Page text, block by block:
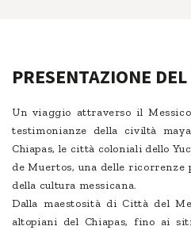
PRESENTAZIONE
Un viaggio attraverso il
testimonianze della civiltà
Chiapas, le città coloniali dello
de Muertos, una delle
della cultura messicana.
Dalla maestosità di Città del
altopiani del Chiapas, fino ai